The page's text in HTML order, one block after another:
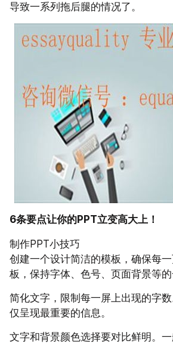
导致一系列拖后腿的情况了。
6条要点让你的PPT立变高大上！
制作PPT小技巧
创建一个设计简洁的模板，确保每
板，保持字体、色号、页面背景等的
简化文字，限制每一屏上出现的字数
仅呈现最重要的信息。
文字和背景颜色选择要对比鲜明。